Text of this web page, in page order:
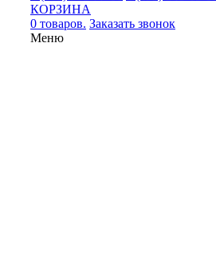
КОРЗИНА
0 товаров. Заказать звонок
Меню